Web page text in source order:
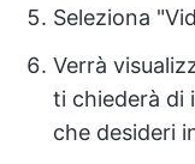
Seleziona
Verrà
ti chiederà di
che desideri